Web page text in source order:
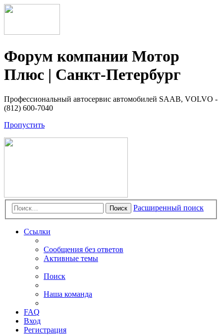
Форум компании Мотор
Плюс | Санкт-Петербург
Профессиональный автосервис автомобилей SAAB, VOLVO -
(812) 600-7040
Пропустить
Поиск Расширенный поиск
Ссылки
Сообщения без ответов
Активные темы
Поиск
Наша команда
FAQ
Вход
Регистрация